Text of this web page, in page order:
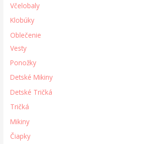
Včelobaly
Klobúky
Oblečenie
Vesty
Ponožky
Detské Mikiny
Detské Tričká
Tričká
Mikiny
Čiapky